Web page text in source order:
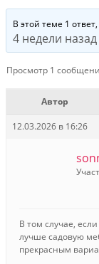
В этой теме 1
4 недели назад
Просмотр 1
Автор
12.03.2026 в 16:26
В том случае,
лучше садовую
прекрасным